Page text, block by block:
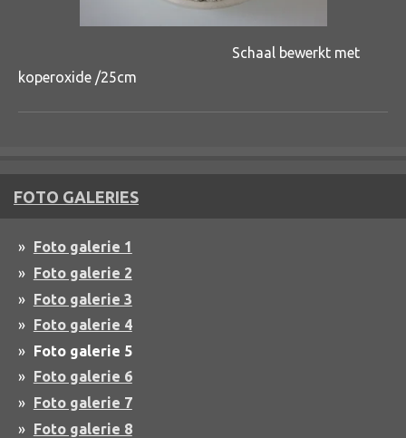
Schaal bewerkt met
koperoxide /25cm
FOTO GALERIES
Foto galerie 1
Foto galerie 2
Foto galerie 3
Foto galerie 4
Foto galerie 5
Foto galerie 6
Foto galerie 7
Foto galerie 8